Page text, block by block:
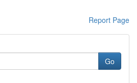
Report Page
Go